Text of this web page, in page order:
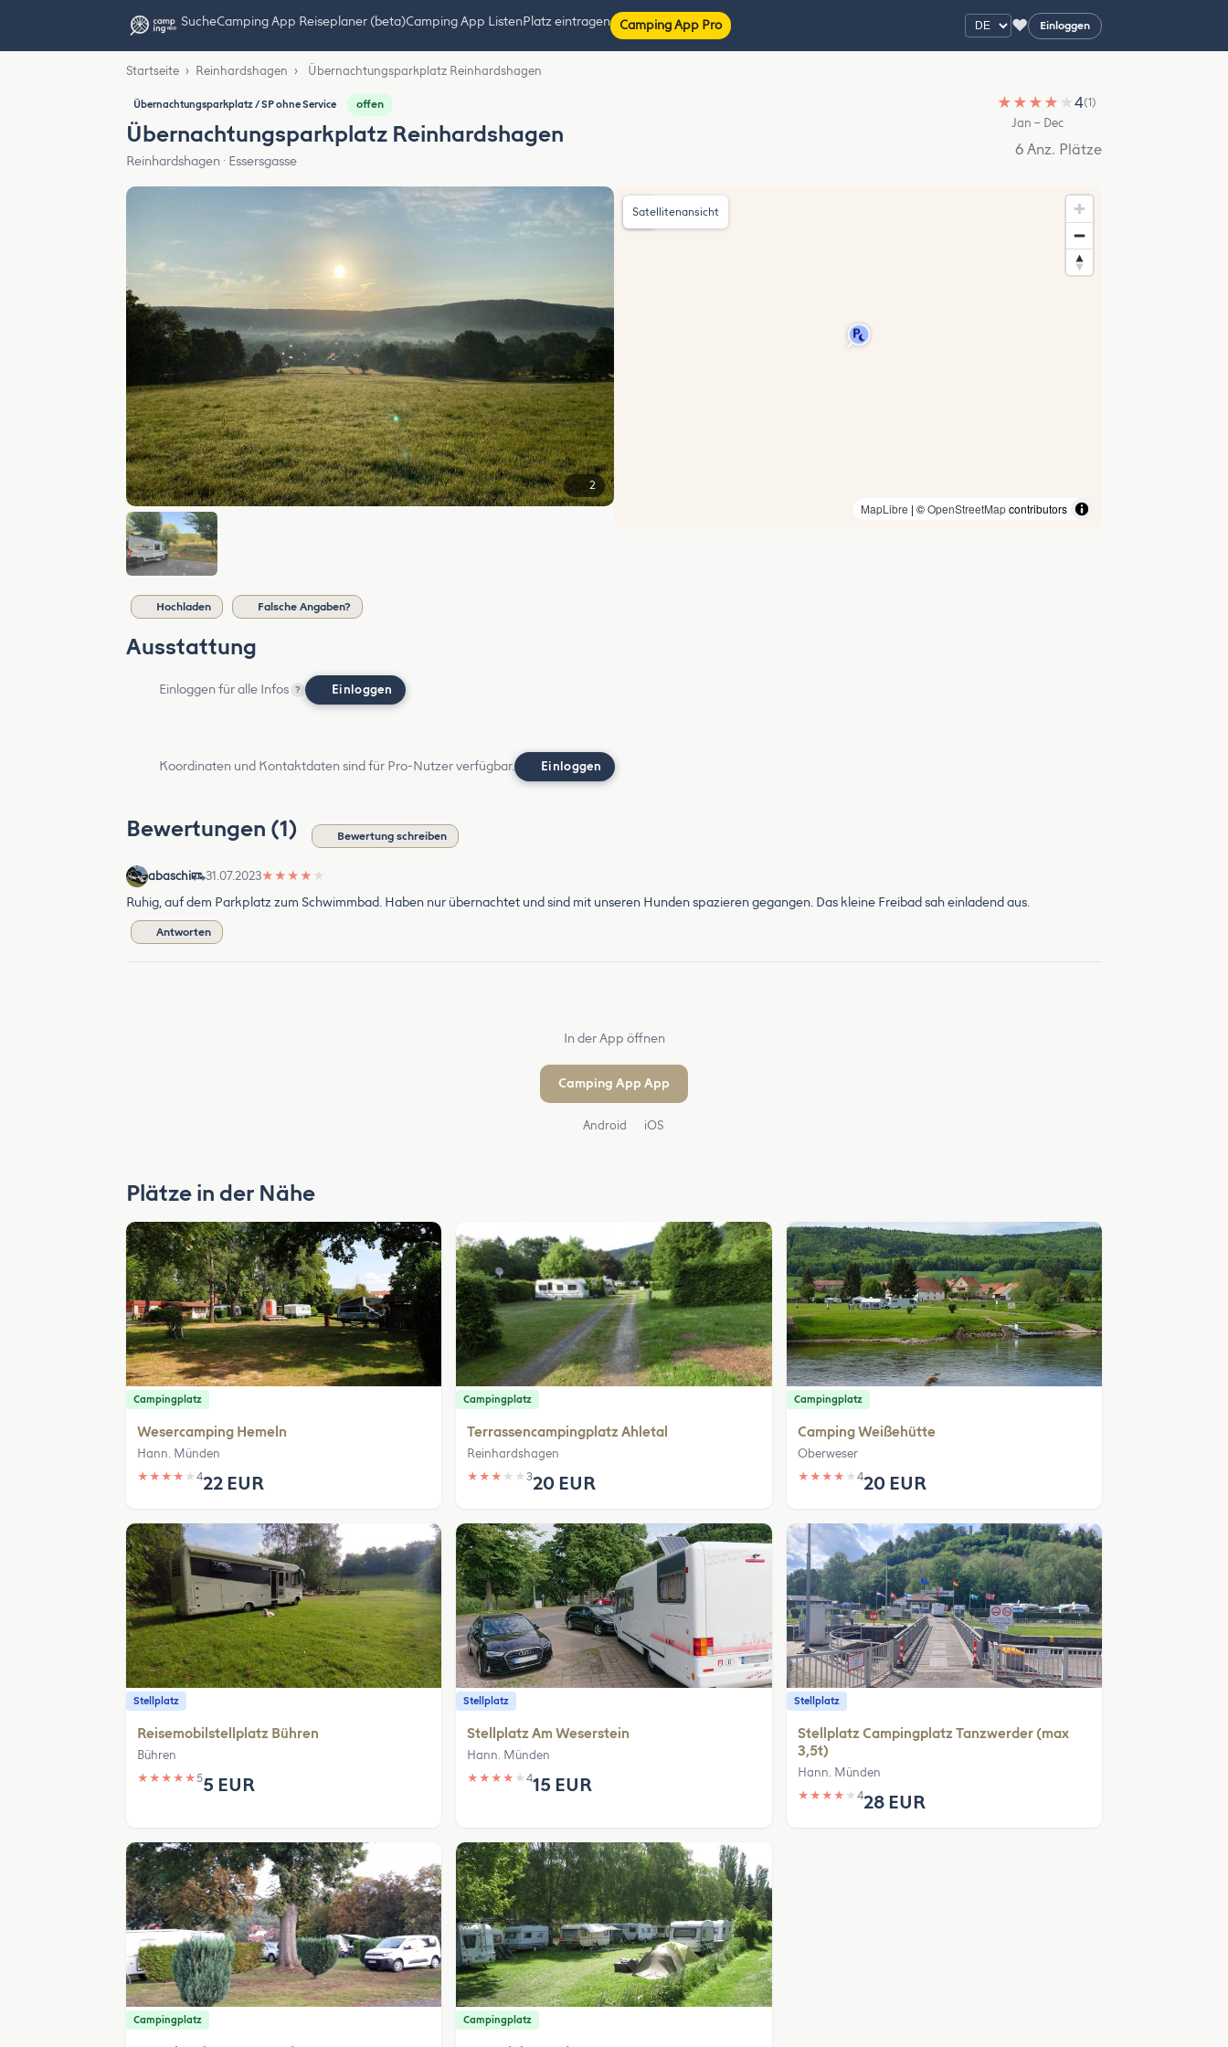
SucheCamping App Reiseplaner (beta)Camping App ListenPlatz eintragen Camping App Pro ♥ Einloggen
Startseite › Reinhardshagen › Übernachtungsparkplatz Reinhardshagen
Übernachtungsparkplatz / SP ohne Service offen
Übernachtungsparkplatz Reinhardshagen
Reinhardshagen · Essersgasse
★ ★ ★ ★ ★4(1)
Jan – Dec
6 Anz. Plätze
2
MapLibre | ©OpenStreetMapcontributors
Satellitenansicht
Hochladen Falsche Angaben?
Ausstattung
Einloggen für alle Infos ? Einloggen
Koordinaten und Kontaktdaten sind für Pro-Nutzer verfügbar. Einloggen
Bewertungen (1) Bewertung schreiben
abaschi 31.07.2023★ ★ ★ ★ ★
Ruhig, auf dem Parkplatz zum Schwimmbad. Haben nur übernachtet und sind mit unseren Hunden spazieren gegangen. Das kleine Freibad sah einladend aus.
Antworten
In der App öffnen
Camping App App
Android iOS
Plätze in der Nähe
Campingplatz
Wesercamping Hemeln
Hann. Münden
★ ★ ★ ★ ★ 422 EUR
Campingplatz
Terrassencampingplatz Ahletal
Reinhardshagen
★ ★ ★ ★ ★320 EUR
Campingplatz
Camping Weißehütte
Oberweser
★ ★ ★ ★ ★ 420 EUR
Stellplatz
Reisemobilstellplatz Bühren
Bühren
★ ★ ★ ★ ★55 EUR
Stellplatz
Stellplatz Am Weserstein
Hann. Münden
★ ★ ★ ★ ★415 EUR
Stellplatz
Stellplatz Campingplatz Tanzwerder (max
3,5t)
Hann. Münden
★ ★ ★ ★ ★ 428 EUR
Campingplatz Campingplatz